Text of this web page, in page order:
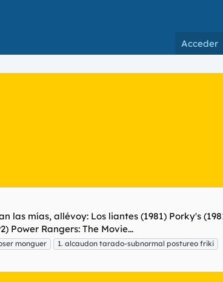
Acceder
las mías, allévoy: Los liantes (1981) Porky's
Power Rangers: The Movie...
monguer
1. alcaudon tarado-subnormal postureo friki